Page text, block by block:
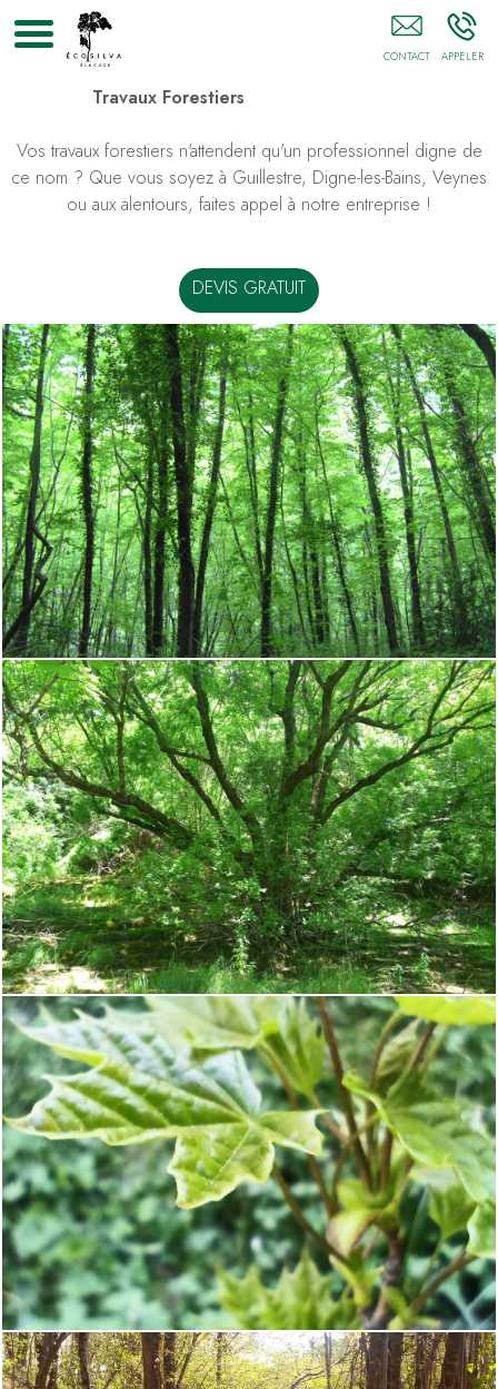
Travaux Forestiers
Vos travaux forestiers n'attendent qu'un professionnel digne de
ce nom ? Que vous soyez à Guillestre, Digne-les-Bains, Veynes
ou aux alentours, faites appel à notre entreprise !
DEVIS GRATUIT